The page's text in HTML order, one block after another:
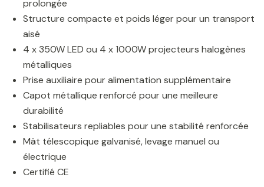
prolongée
Structure compacte et poids léger pour un transport
aisé
4 x 350W LED ou 4 x 1000W projecteurs halogènes
métalliques
Prise auxiliaire pour alimentation supplémentaire
Capot métallique renforcé pour une meilleure
durabilité
Stabilisateurs repliables pour une stabilité renforcée
Mât télescopique galvanisé, levage manuel ou
électrique
Certifié CE